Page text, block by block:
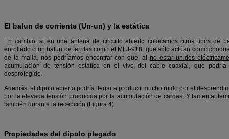
El balun de corriente (Un-un) y la estática
En cambio, si en una antena de circuito abierto colocamos otros tipos de
enrollado o un balun de ferritas como el MFJ-918, que sólo actúan como
de la malla, nos podríamos encontrar con que, alno estar unidos
acumulación de tensión estática en el vivo del cable coaxial, que
desprotegido.
Además, el dipolo abierto podría llegar a producir mucho ruido por el
por la elevada tensión producida por la acumulación de cargas. Y
también durante la recepción (Figura 4)
Propiedades del dipolo plegado